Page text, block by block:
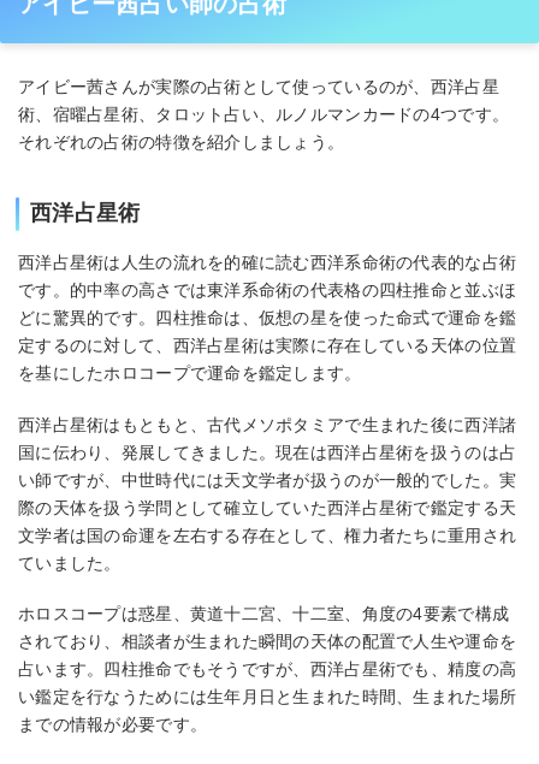
アイビー茜さんが実際の占術として使っているのが、西洋占星
術、宿曜占星術、タロット占い、ルノルマンカードの4つです。
それぞれの占術の特徴を紹介しましょう。
西洋占星術
西洋占星術は人生の流れを的確に読む西洋系命術の代表的な占術
です。的中率の高さでは東洋系命術の代表格の四柱推命と並ぶほ
どに驚異的です。四柱推命は、仮想の星を使った命式で運命を鑑
定するのに対して、西洋占星術は実際に存在している天体の位置
を基にしたホロコープで運命を鑑定します。
西洋占星術はもともと、古代メソポタミアで生まれた後に西洋諸
国に伝わり、発展してきました。現在は西洋占星術を扱うのは占
い師ですが、中世時代には天文学者が扱うのが一般的でした。実
際の天体を扱う学問として確立していた西洋占星術で鑑定する天
文学者は国の命運を左右する存在として、権力者たちに重用され
ていました。
ホロスコープは惑星、黄道十二宮、十二室、角度の4要素で構成
されており、相談者が生まれた瞬間の天体の配置で人生や運命を
占います。四柱推命でもそうですが、西洋占星術でも、精度の高
い鑑定を行なうためには生年月日と生まれた時間、生まれた場所
までの情報が必要です。